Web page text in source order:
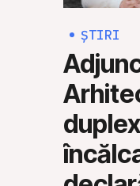
ȘTIRI